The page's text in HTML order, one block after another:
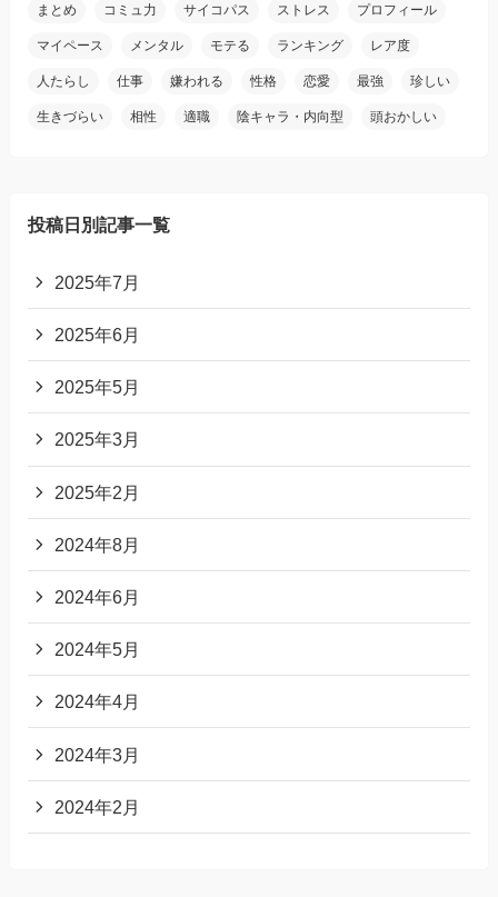
まとめ コミュ力 サイコパス ストレス プロフィール
マイペース メンタル モテる ランキング レア度
人たらし 仕事 嫌われる 性格 恋愛 最強 珍しい
生きづらい 相性 適職 陰キャラ・内向型 頭おかしい
投稿日別記事一覧
2025年7月
2025年6月
2025年5月
2025年3月
2025年2月
2024年8月
2024年6月
2024年5月
2024年4月
2024年3月
2024年2月